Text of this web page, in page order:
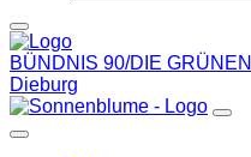
BÜNDNIS 90/DIE GRÜNEN
Dieburg